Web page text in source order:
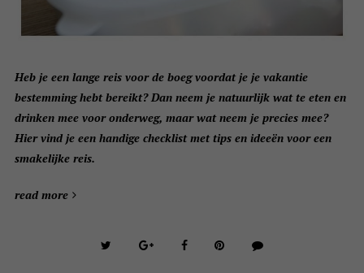
Heb je een lange reis voor de boeg voordat je je vakantie
bestemming hebt bereikt? Dan neem je natuurlijk wat te eten en
drinken mee voor onderweg, maar wat neem je precies mee?
Hier vind je een handige checklist met tips en ideeën voor een
smakelijke reis.
read more